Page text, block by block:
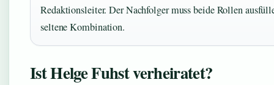
Redaktionsleiter. Der Nachfolger muss beide Rollen
seltene Kombination.
Ist Helge Fuhst verheiratet?